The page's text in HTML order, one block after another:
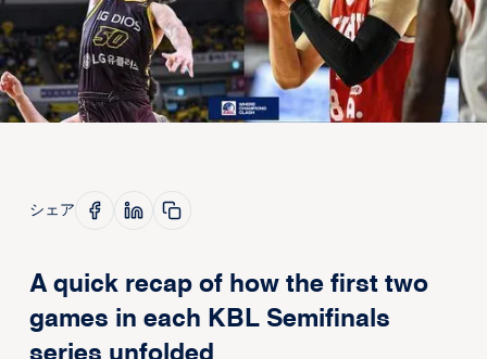
シェア
A quick recap of how the first two
games in each KBL Semifinals